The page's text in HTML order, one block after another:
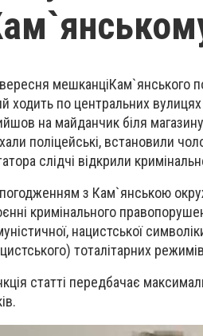
мешканціКам`янського
ходить по центральних
на майданчик біля
поліцейські, встановили
слідчі відкрили
з Кам`янською
кримінального
нацистської
тоталітарних
статті передбачає